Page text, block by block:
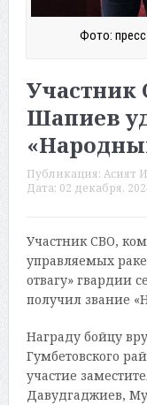
Фото:
Шапиев
Публикация: Асият
Дата: 02 декабря,
Участник СВО,
управляемых
отвагу» гвардии
получил звание
Награду бойцу
Гумбетовского
участие
Давудгаджиев,